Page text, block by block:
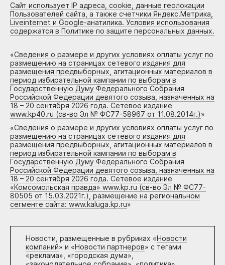
Сайт использует IP адреса, cookie, данные геолокации
Пользователей сайта, а также счетчики Яндекс.Метрика,
Liveinternet и Google-анатилика. Условия использования
содержатся в Политике по защите персональных данных.
«Сведения о размере и других условиях оплаты услуг по
размещению на страницах сетевого издания для
размещения предвыборных, агитационных материалов в
период избирательной кампании по выборам в
Государственную Думу Федерального Собрания
Российской Федерации девятого созыва, назначенных на
18 – 20 сентября 2026 года. Сетевое издание
www.kp40.ru (св-во Эл № ФС77-58967 от 11.08.2014г.)»
«Сведения о размере и других условиях оплаты услуг по
размещению на страницах сетевого издания для
размещения предвыборных, агитационных материалов в
период избирательной кампании по выборам в
Государственную Думу Федерального Собрания
Российской Федерации девятого созыва, назначенных на
18 – 20 сентября 2026 года. Сетевое издание
«Комсомольская правда» www.kp.ru (св-во Эл № ФС77-
80505 от 15.03.2021г.), размещение на региональном
сегменте сайта: www.kaluga.kp.ru»
Новости, размещенные в рубриках «Новости
компаний» и «Новости партнеров» с тегами
«реклама», «городская дума»,